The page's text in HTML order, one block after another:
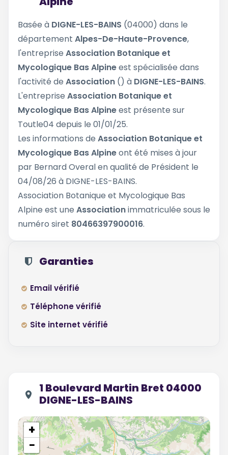
Basée à DIGNE-LES-BAINS (04000) dans le
département Alpes-De-Haute-Provence,
l'entreprise Association Botanique et
Mycologique Bas Alpineest spécialisée dans
l'activité de Association () à DIGNE-LES-BAINS.
L'entreprise Association Botanique et
Mycologique Bas Alpineest présente sur
Toutle04 depuis le 01/01/25.
Les informations de Association Botanique et
Mycologique Bas Alpineont été mises à jour
par Bernard Overal en qualité de Président le
04/08/26 à DIGNE-LES-BAINS.
Association Botanique et Mycologique Bas
Alpine est une Associationimmatriculée sous le
numéro siret 80466397900016.
Garanties
Email vérifié
Téléphone vérifié
Site internet vérifié
1 Boulevard Martin Bret 04000
DIGNE-LES-BAINS
+
−